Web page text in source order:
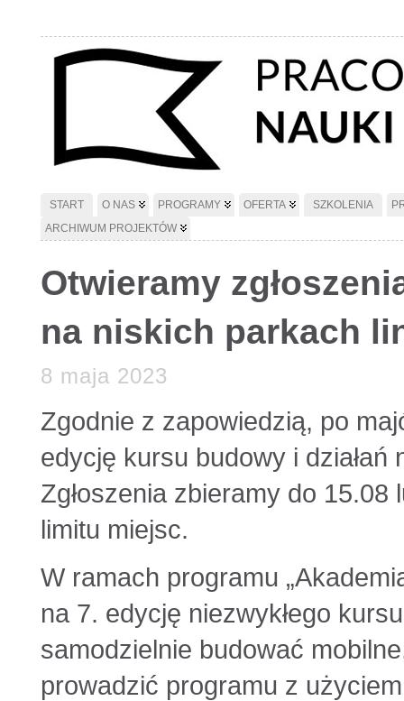
START O NAS PROGRAMY OFERTA SZKOLENIA
ARCHIWUM PROJEKTÓW
Otwieramy
na niskich parkach
8 maja 2023
Zgodnie z zapowiedzią, po
edycję kursu budowy i
Zgłoszenia zbieramy do
limitu miejsc.
W ramach programu
na 7. edycję niezwykłego
samodzielnie budować
prowadzić programu z